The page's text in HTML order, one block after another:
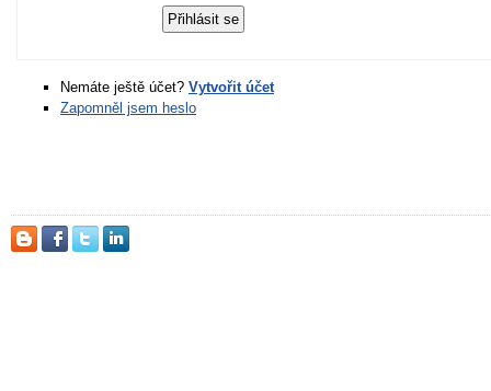
Nemáte ještě účet? Vytvořit účet
Zapomněl jsem heslo